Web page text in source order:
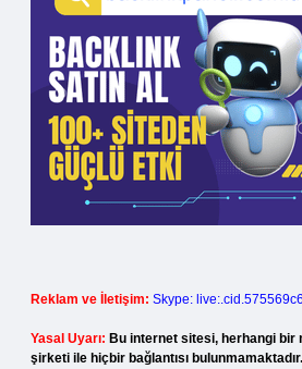
Reklam ve İletişim: Skype:
Yasal Uyarı: Bu internet sitesi, herhangi bir
şirketi ile hiçbir bağlantısı